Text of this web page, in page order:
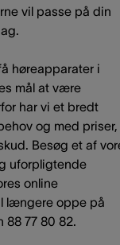
vil passe på din
høreapparater i
mål at være
har vi et bredt
og med priser,
Besøg et af
uforpligtende
online
længere oppe på
88 77 80 82.